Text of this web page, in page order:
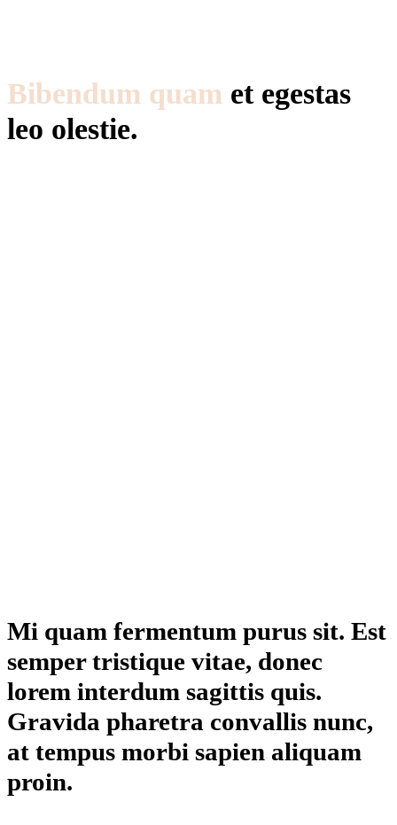
Bibendum quam et egestas
leo olestie.
Mi quam fermentum purus sit. Est
semper tristique vitae, donec
lorem interdum sagittis quis.
Gravida pharetra convallis nunc,
at tempus morbi sapien aliquam
proin.